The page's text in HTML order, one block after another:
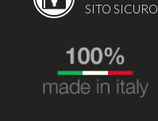
SITO SICURO